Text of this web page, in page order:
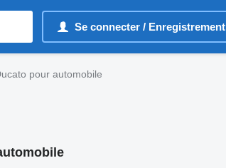
Se connecter / Enregistrement
pour automobile